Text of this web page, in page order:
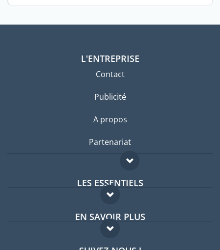
L'ENTREPRISE
Contact
Publicité
A propos
Partenariat
LES ESSENTIELS
Forum expatriés
Guides pays
EN SAVOIR PLUS
FAQ